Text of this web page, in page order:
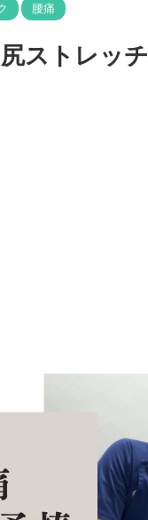
腰痛
ストレッチ